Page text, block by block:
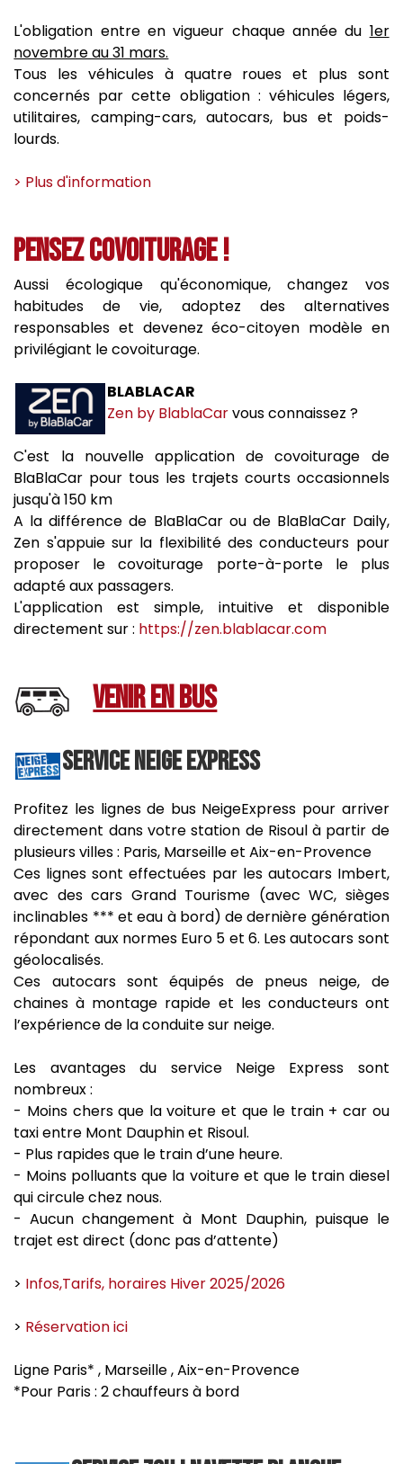
​L'obligation entre en vigueur chaque année du 1er
novembre au 31 mars.
Tous les véhicules à quatre roues et plus sont
concernés par cette obligation : véhicules légers,
utilitaires, camping-cars, autocars, bus et poids-
lourds.
> Plus d'information
PENSEZ COVOITURAGE !
Aussi écologique qu'économique, changez vos
habitudes de vie, adoptez des alternatives
responsables et devenez éco-citoyen modèle en
privilégiant le covoiturage.
BLABLACAR
Zen by BlablaCarvous connaissez ?
C'est la nouvelle application de covoiturage de
BlaBlaCar pour tous les trajets courts occasionnels
jusqu'à 150 km
A la différence de BlaBlaCar ou de BlaBlaCar Daily,
Zen s'appuie sur la flexibilité des conducteurs pour
proposer le covoiturage porte-à-porte le plus
adapté aux passagers.
L'application est simple, intuitive et disponible
directement sur : https://zen.blablacar.com
VENIR EN BUS
SERVICE NEIGE EXPRESS
Profitez les lignes de bus NeigeExpress pour arriver
directement dans votre station de Risoul à partir de
plusieurs villes : Paris, Marseille et Aix-en-Provence
Ces lignes sont effectuées par les autocars Imbert,
avec des cars Grand Tourisme (avec WC, sièges
inclinables *** et eau à bord) de dernière génération
répondant aux normes Euro 5 et 6. Les autocars sont
géolocalisés.
Ces autocars sont équipés de pneus neige, de
chaines à montage rapide et les conducteurs ont
l’expérience de la conduite sur neige.
Les avantages du service Neige Express sont
nombreux :
- Moins chers que la voiture et que le train + car ou
taxi entre Mont Dauphin et Risoul.
- Plus rapides que le train d’une heure.
- Moins polluants que la voiture et que le train diesel
qui circule chez nous.
- Aucun changement à Mont Dauphin, puisque le
trajet est direct (donc pas d’attente)
> Infos,Tarifs, horaires Hiver 2025/2026
> Réservation ici
Ligne Paris* , Marseille , Aix-en-Provence
*Pour Paris : 2 chauffeurs à bord